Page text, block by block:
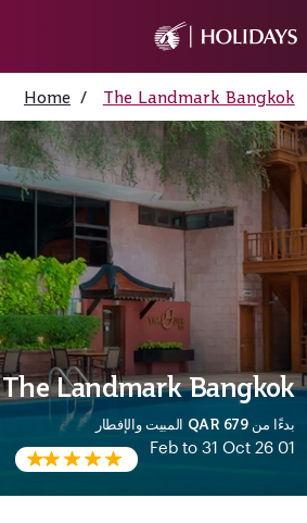
Home / The Landmark Bangkok
The Landmark Bangkok
بدءًا منQAR 679 المبيت والإفطار
01 Feb to 31 Oct 26